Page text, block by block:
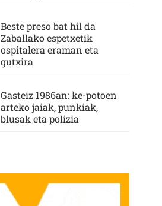
Beste preso bat hil da
Zaballako espetxetik
ospitalera eraman eta
gutxira
Gasteiz 1986an: ke-potoen
arteko jaiak, punkiak,
blusak eta polizia